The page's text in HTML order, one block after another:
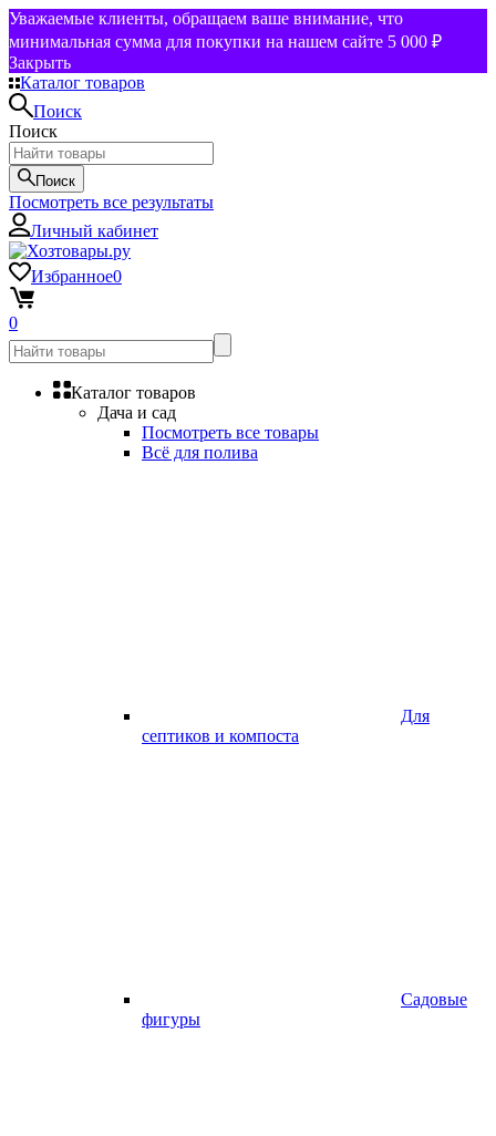
Уважаемые клиенты, обращаем ваше внимание, что
минимальная сумма для покупки на нашем сайте 5 000 ₽
Закрыть
Каталог товаров
Поиск
Поиск
Поиск
Посмотреть все результаты
Личный кабинет
Избранное0
0
Каталог товаров
Дача и сад
Посмотреть все товары
Всё для полива
Для
септиков и компоста
Садовые
фигуры